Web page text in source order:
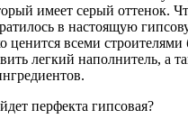
имеет серый оттенок.
в настоящую
ценится всеми строителями
легкий наполнитель, а
перфекта гипсовая?